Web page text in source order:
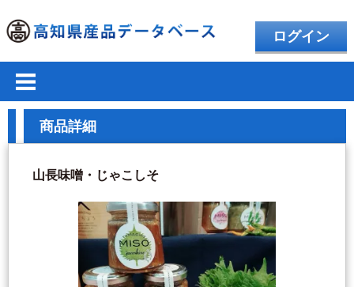
ログイン
商品詳細
山長味噌・じゃこしそ